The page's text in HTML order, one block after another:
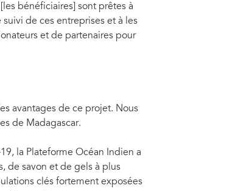
bénéficiaires] sont prêtes à
suivi de ces entreprises et à les
et de partenaires pour
avantages de ce projet. Nous
de Madagascar.
la Plateforme Océan Indien a
de savon et de gels à plus
clés fortement exposées